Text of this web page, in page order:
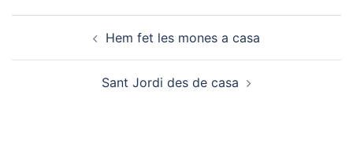
Hem fet les mones a casa
Sant Jordi des de casa